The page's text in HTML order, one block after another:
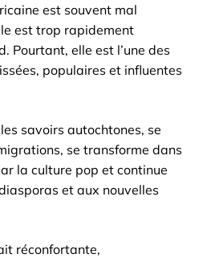
est souvent mal
est trop rapidement
Pourtant, elle est l’une des
populaires et influentes
savoirs autochtones, se
se transforme dans
la culture pop et continue
et aux nouvelles
réconfortante,